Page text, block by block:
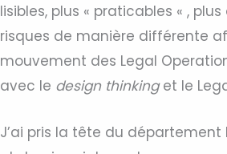
lisibles, plus « praticables « ,
risques de manière différente
mouvement des Legal
avec le design thinkinget le
J’ai pris la tête du département